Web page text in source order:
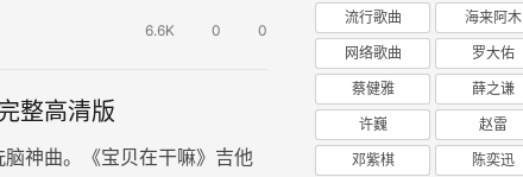
6.6K 0 0
整高清版
神曲。《宝贝在干嘛》吉他
流行歌曲 海来阿木
网络歌曲 罗大佑
蔡健雅 薛之谦
许巍 赵雷
邓紫棋 陈奕迅